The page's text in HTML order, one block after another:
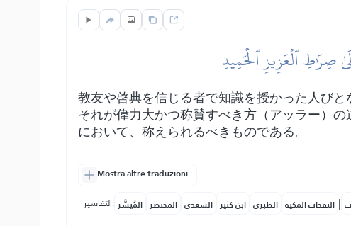
صِرَٰطِ ٱلۡعَزِيزِ ٱلۡحَمِيدِ
教友や啓典を信じる者で知識を授かった人び
それが偉力大かつ称賛すべき方（アッラー）
において、称えられるべきものである。
Mostra altre traduzioni
التفاسير: المُيسَّر المختصر السعدي ابن كثير الطبري النفحات المكية |